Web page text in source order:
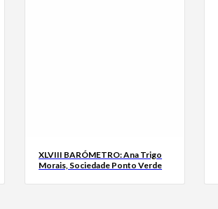
XLVIII BARÓMETRO: Ana Trigo
Morais, Sociedade Ponto Verde